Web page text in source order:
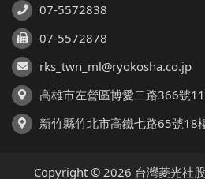
07-5572838
07-5572878
rks_twn_ml@ryokosha.co.jp
高雄市左營區博愛二路366號
新竹縣竹北市高鐵七路65號18
Copyright © 2026 台灣菱光社